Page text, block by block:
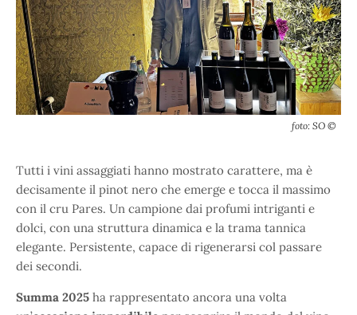
foto: SO ©
Tutti i vini assaggiati hanno mostrato carattere, ma è
decisamente il pinot nero che emerge e tocca il massimo
con il cru Pares. Un campione dai profumi intriganti e
dolci, con una struttura dinamica e la trama tannica
elegante. Persistente, capace di rigenerarsi col passare
dei secondi.
Summa 2025 ha rappresentato ancora una volta